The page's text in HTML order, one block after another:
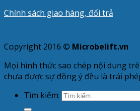
Chính sách giao hàng, đổi trả
Copyright 2016 © Microbelift.vn
Mọi hình thức sao chép nội dung
chưa được sự đồng ý đều là trái
Tìm kiếm: